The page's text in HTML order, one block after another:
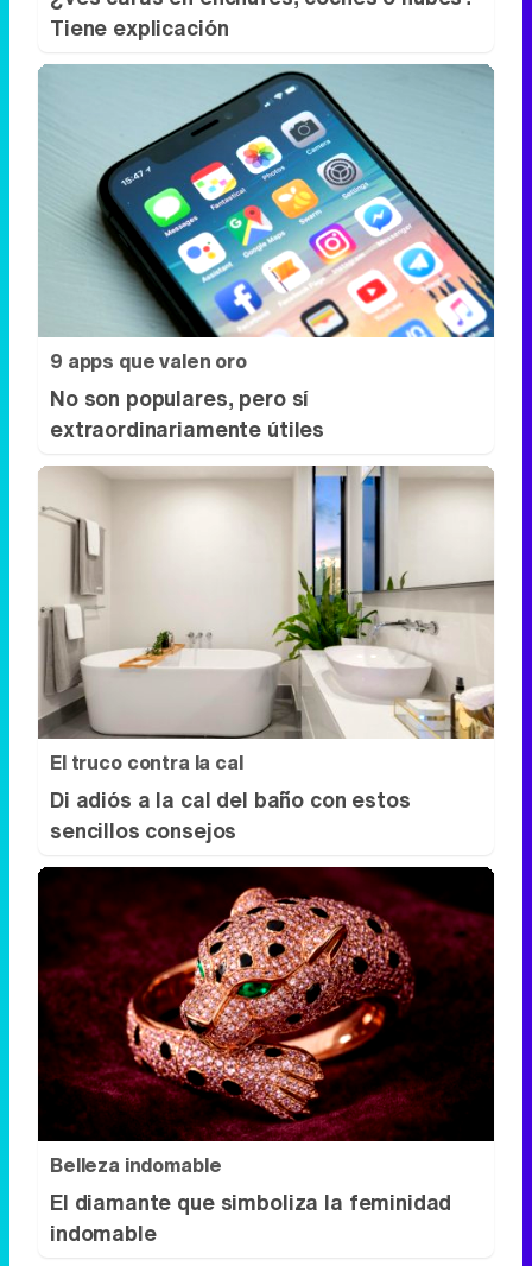
9 apps que valen oro
No son populares, pero sí
extraordinariamente útiles
El truco contra la cal
Di adiós a la cal del baño con estos
sencillos consejos
Belleza indomable
El diamante que simboliza la feminidad
indomable